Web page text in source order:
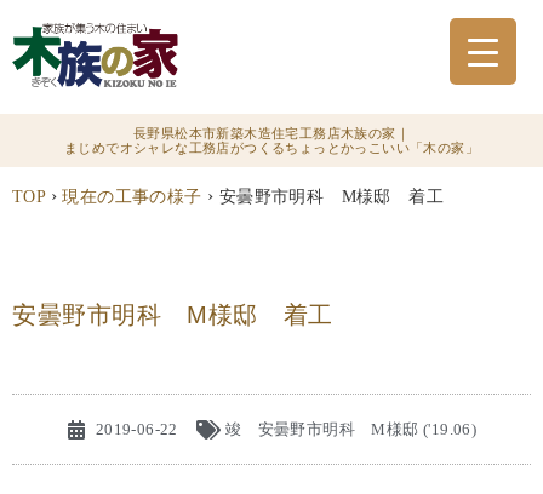
長野県松本市新築木造住宅工務店木族の家｜
まじめでオシャレな工務店がつくるちょっとかっこいい「木の家」
TOP › 現在の工事の様子 › 安曇野市明科 M様邸 着工
安曇野市明科 M様邸 着工
2019-06-22 竣 安曇野市明科 M様邸 ('19.06)